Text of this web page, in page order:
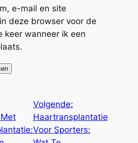
e-mail en site
deze browser voor de
keer wanneer ik een
Volgende:
Haartransplantatie
Voor Sporters: